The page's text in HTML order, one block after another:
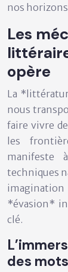
nos
Les
opère
La
nous
faire vivre
les
manifeste
techniques
*évasion*
clé.
des mots